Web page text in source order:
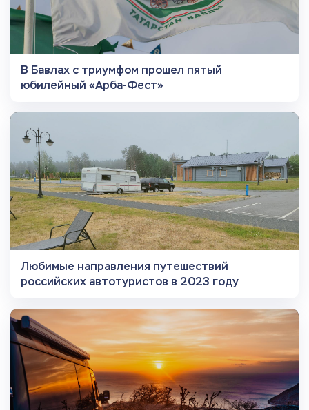
В Бавлах с триумфом прошел пятый
юбилейный «Арба‑Фест»
Любимые направления путешествий
российских автотуристов в 2023 году